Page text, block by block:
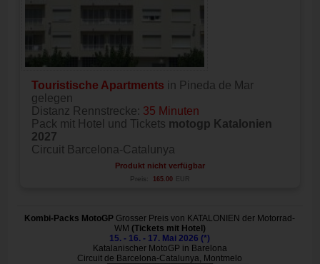
Touristische Apartments in Pineda de Mar
gelegen
Distanz Rennstrecke: 35 Minuten
Pack mit Hotel und Tickets motogp Katalonien
2027
Circuit Barcelona-Catalunya
Produkt nicht verfügbar
Preis: 165.00 EUR
Kombi-Packs MotoGP Grosser Preis von KATALONIEN der Motorrad-
WM (Tickets mit Hotel)
15. - 16. - 17. Mai 2026 (*)
Katalanischer MotoGP in Barelona
Circuit de Barcelona-Catalunya, Montmelo